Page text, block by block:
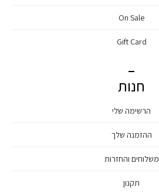
On Sale
Gift Card
חנות
הרשימה שלי
ההזמנה שלך
משלוחים והחזרות
תקנון